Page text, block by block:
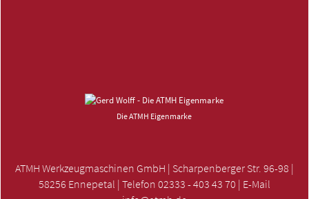
Die ATMH Eigenmarke
ATMH Werkzeugmaschinen GmbH | Scharpenberger Str. 96-98 |
58256 Ennepetal | Telefon 02333 - 403 43 70 | E-Mail